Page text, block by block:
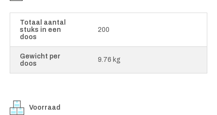
Totaal aantal
stuks in een
doos
200
Gewicht per
doos
9.76 kg
Voorraad